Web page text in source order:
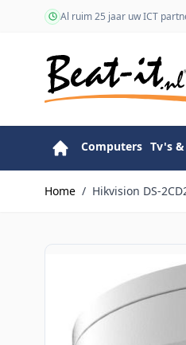
Ga naar de inhoudAl ruim 25 jaar uw ICT
Computers Tv's
Home / Hikvision DS-